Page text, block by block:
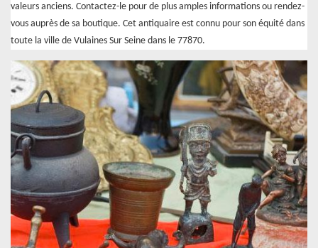
valeurs anciens. Contactez-le pour de plus amples informations ou rendez-
vous auprès de sa boutique. Cet antiquaire est connu pour son équité dans
toute la ville de Vulaines Sur Seine dans le 77870.